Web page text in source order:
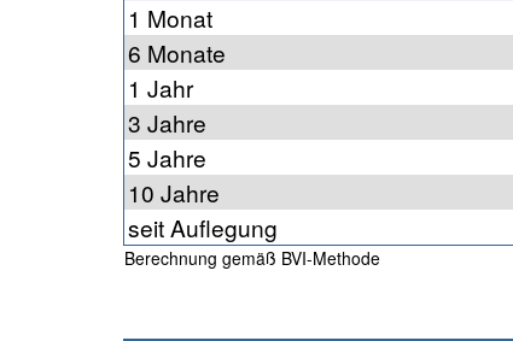
1 Monat
6 Monate
1 Jahr
3 Jahre
5 Jahre
10 Jahre
seit Auflegung
Berechnung gemäß BVI-Methode